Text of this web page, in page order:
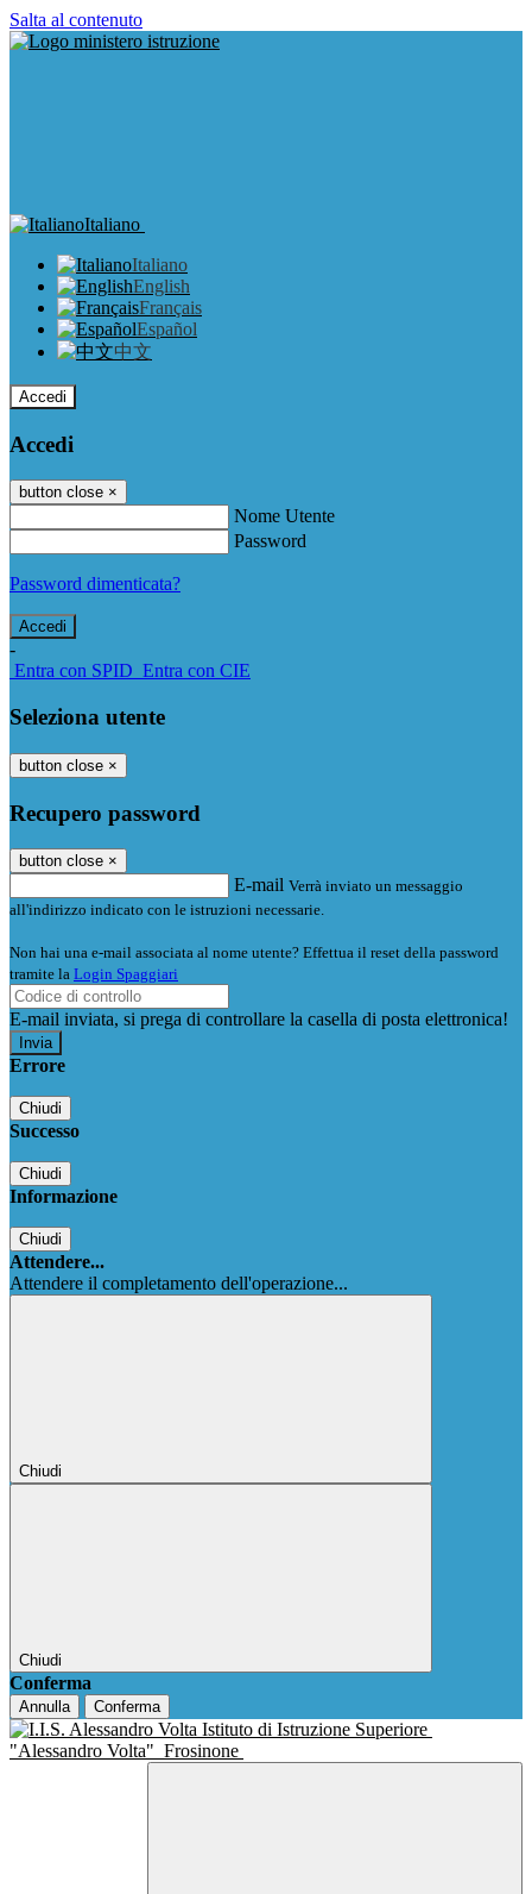
Salta al contenuto
Italiano
Italiano
English
Français
Español
中文
Accedi
Accedi
button close ×
Nome Utente
Password
Password dimenticata?
-
Entra con SPID Entra con CIE
Seleziona utente
button close ×
Recupero password
button close ×
E-mail Verrà inviato un messaggio
all'indirizzo indicato con le istruzioni necessarie.
Non hai una e-mail associata al nome utente? Effettua il reset della password
tramite la Login Spaggiari
E-mail inviata, si prega di controllare la casella di posta elettronica!
Errore
Chiudi
Successo
Chiudi
Informazione
Chiudi
Attendere...
Attendere il completamento dell'operazione...
Chiudi
Chiudi
Conferma
Annulla Conferma
Istituto di Istruzione Superiore
"Alessandro Volta" Frosinone